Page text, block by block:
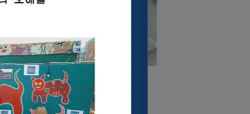
木質三層立體磁鐵-台灣熊讚
NT$150